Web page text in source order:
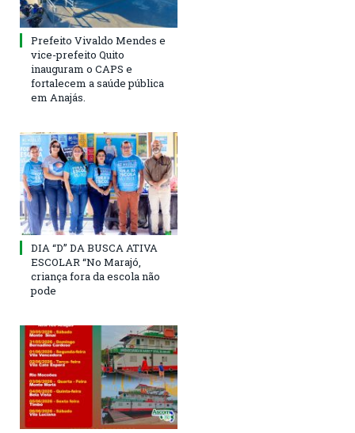
Prefeito Vivaldo Mendes e
vice-prefeito Quito
inauguram o CAPS e
fortalecem a saúde pública
em Anajás.
DIA “D” DA BUSCA ATIVA
ESCOLAR “No Marajó,
criança fora da escola não
pode